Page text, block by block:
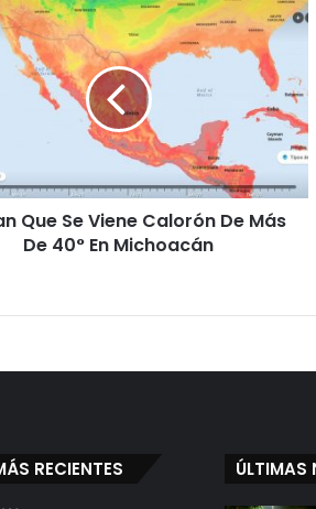
Que Se Viene Calorón De Más
De 40° En Michoacán
RECIENTES ÚLTIMAS